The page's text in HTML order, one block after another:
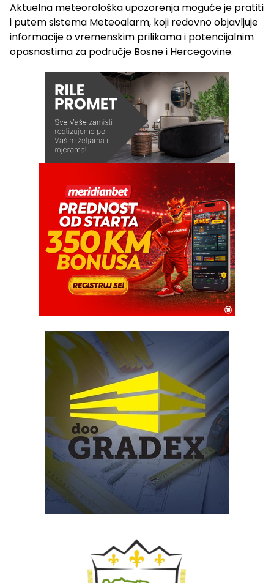
Aktuelna meteorološka upozorenja moguće je pratiti
i putem sistema Meteoalarm, koji redovno objavljuje
informacije o vremenskim prilikama i potencijalnim
opasnostima za područje Bosne i Hercegovine.